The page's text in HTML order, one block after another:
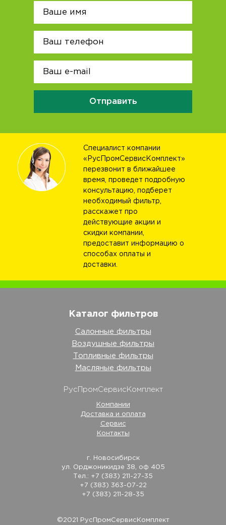
Отправить
Специалист компании
«РусПромСервисКомплект»
перезвонит в ближайшее
время, проведет подробную
консультацию, подберет
необходимый фильтр,
расскажет про
действующие акции и
скидки компании,
предоставит информацию о
способах оплаты и
доставки.
©2021 РусПромСервисКомплект
Каталог фильтров
Салонные фильтры
Воздушные фильтры
Топливные фильтры
Масляные фильтры
РусПромСервисКомплект
Компании
Доставка и оплата
Сервис
Контакты
г. Новосибирск
ул. Орджоникидзе 38, оф 405
Тел.: +7 (383) 211-27-35
+7 (383) 363-07-22
+7 (383) 211-28-35